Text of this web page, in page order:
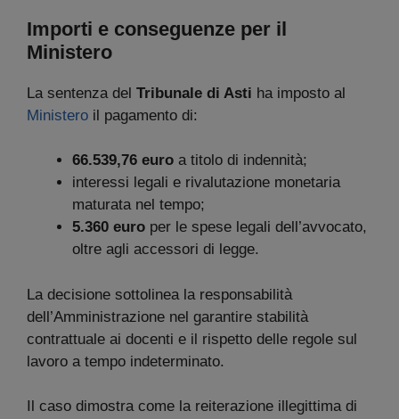
Importi e conseguenze per il
Ministero
La sentenza del Tribunale di Asti ha imposto al
Ministero il pagamento di:
66.539,76 euro a titolo di indennità;
interessi legali e rivalutazione monetaria
maturata nel tempo;
5.360 euro per le spese legali dell’avvocato,
oltre agli accessori di legge.
La decisione sottolinea la responsabilità
dell’Amministrazione nel garantire stabilità
contrattuale ai docenti e il rispetto delle regole sul
lavoro a tempo indeterminato.
Il caso dimostra come la reiterazione illegittima di